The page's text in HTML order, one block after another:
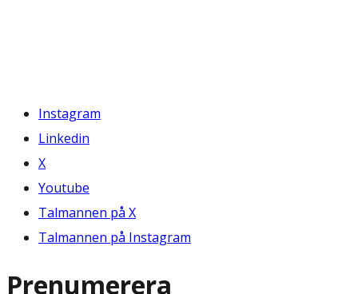
Instagram
Linkedin
X
Youtube
Talmannen på X
Talmannen på Instagram
Prenumerera